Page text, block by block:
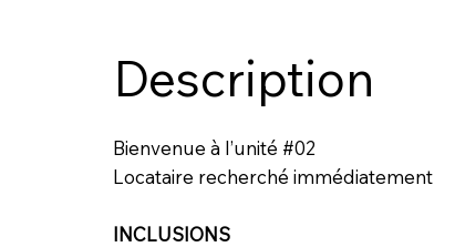
Description
Bienvenue à l’unité #02
Locataire recherché immédiatement
INCLUSIONS